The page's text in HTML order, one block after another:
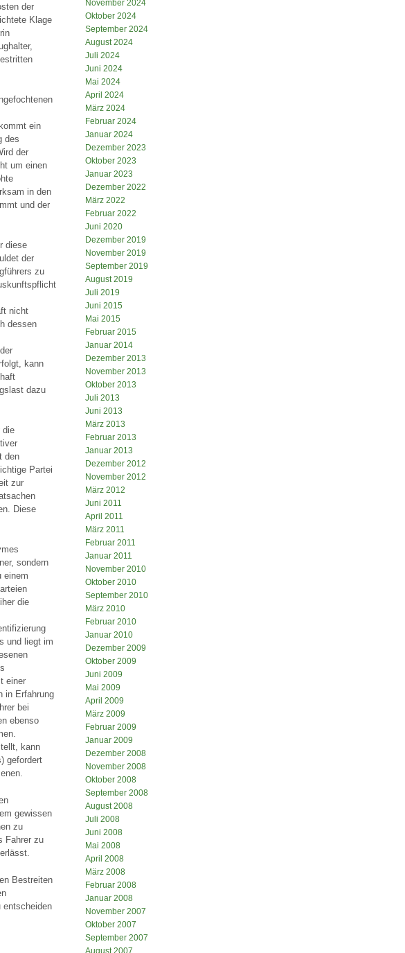
der
Klage
ein
des
der
um einen
in den
und der
diese
der
zu
nicht
dessen
kann
dazu
die
den
Partei
zur
Diese
sondern
einem
die
und liegt im
einer
in Erfahrung
bei
ebenso
kann
gefordert
gewissen
zu
Fahrer zu
Bestreiten
entscheiden
November 2024
Oktober 2024
September 2024
August 2024
Juli 2024
Juni 2024
Mai 2024
April 2024
März 2024
Februar 2024
Januar 2024
Dezember 2023
Oktober 2023
Januar 2023
Dezember 2022
März 2022
Februar 2022
Juni 2020
Dezember 2019
November 2019
September 2019
August 2019
Juli 2019
Juni 2015
Mai 2015
Februar 2015
Januar 2014
Dezember 2013
November 2013
Oktober 2013
Juli 2013
Juni 2013
März 2013
Februar 2013
Januar 2013
Dezember 2012
November 2012
März 2012
Juni 2011
April 2011
März 2011
Februar 2011
Januar 2011
November 2010
Oktober 2010
September 2010
März 2010
Februar 2010
Januar 2010
Dezember 2009
Oktober 2009
Juni 2009
Mai 2009
April 2009
März 2009
Februar 2009
Januar 2009
Dezember 2008
November 2008
Oktober 2008
September 2008
August 2008
Juli 2008
Juni 2008
Mai 2008
April 2008
März 2008
Februar 2008
Januar 2008
November 2007
Oktober 2007
September 2007
August 2007